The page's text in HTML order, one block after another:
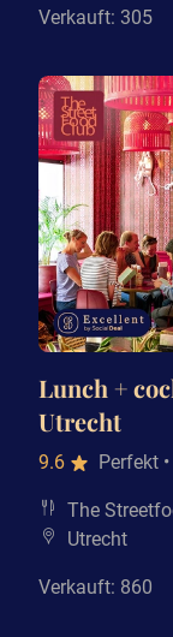
Verkauft: 305
Lunch +
Utrecht
9.6 Perfekt
The
Utrecht
Verkauft: 860